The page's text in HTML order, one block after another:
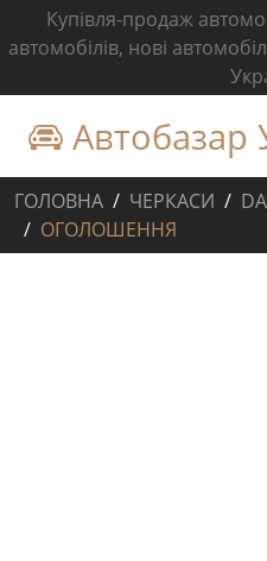
Купівля-продаж
автомобілів, нові
Автобазар
ГОЛОВНА ЧЕРКАСИ
ОГОЛОШЕННЯ